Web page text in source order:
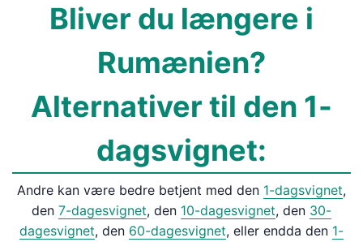
Bliver du længere i
Rumænien?
Alternativer til den 1-
dagsvignet:
Andre kan være bedre betjent med den 1-dagsvignet,
den 7-dagesvignet, den 10-dagesvignet, den 30-
dagesvignet, den 60-dagesvignet, eller endda den 1-